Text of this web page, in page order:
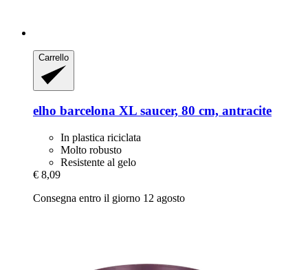
Carrello
elho barcelona XL saucer, 80 cm, antracite
In plastica riciclata
Molto robusto
Resistente al gelo
€ 8,09
Consegna entro il giorno 12 agosto